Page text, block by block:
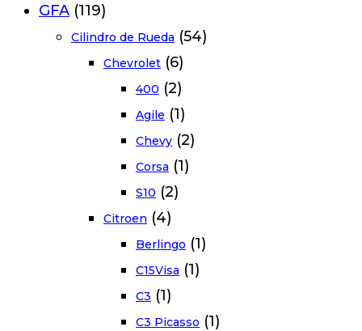
GFA (119)
Cilindro de Rueda (54)
Chevrolet (6)
400 (2)
Agile (1)
Chevy (2)
Corsa (1)
S10 (2)
Citroen (4)
Berlingo (1)
C15Visa (1)
C3 (1)
C3 Picasso (1)